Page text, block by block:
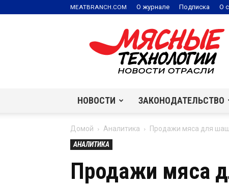
MEATBRANCH.COM О журнале Подписка О
Мясные
технологии
|
Новости
отрасли
НОВОСТИ ЗАКОНОДАТЕЛЬСТВО
Домой Аналитика
Продажи мяса для
АНАЛИТИКА
Продажи мяса